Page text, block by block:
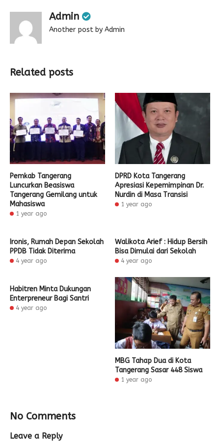
Admin
Another post by Admin
Related posts
Pemkab Tangerang
Luncurkan Beasiswa
Tangerang Gemilang untuk
Mahasiswa
1 year ago
DPRD Kota Tangerang
Apresiasi Kepemimpinan Dr.
Nurdin di Masa Transisi
1 year ago
Ironis, Rumah Depan Sekolah
PPDB Tidak Diterima
4 year ago
Walikota Arief : Hidup Bersih
Bisa Dimulai dari Sekolah
4 year ago
Habitren Minta Dukungan
Enterpreneur Bagi Santri
4 year ago
MBG Tahap Dua di Kota
Tangerang Sasar 448 Siswa
1 year ago
No Comments
Leave a Reply